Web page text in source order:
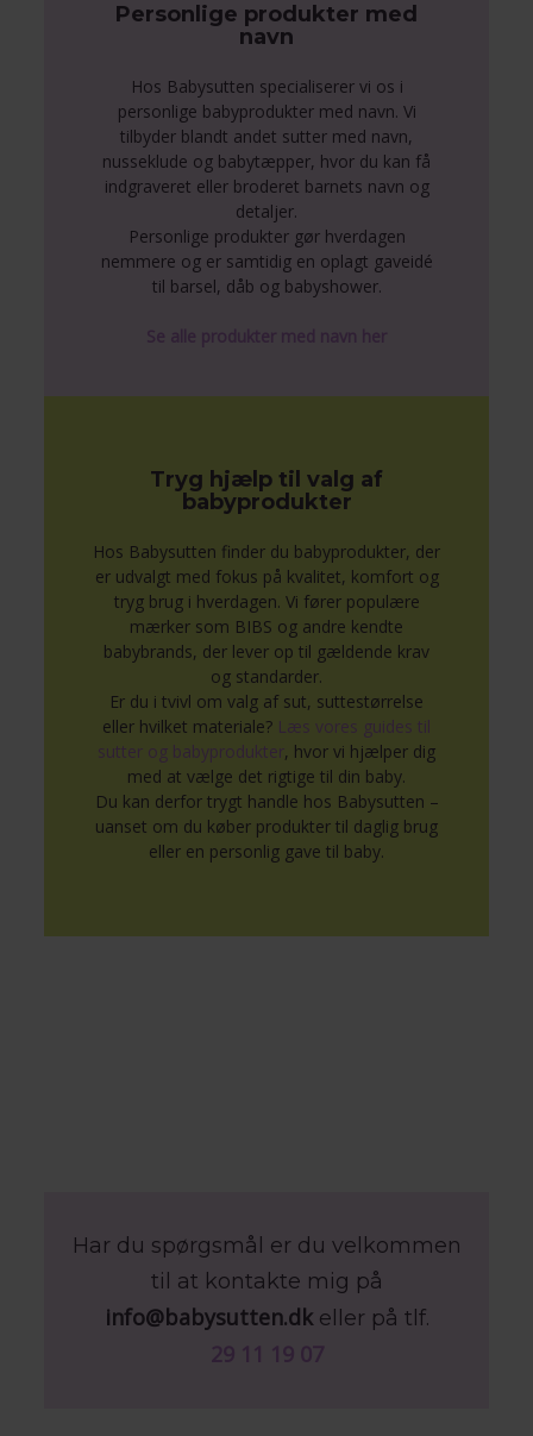
Personlige produkter med
navn
Hos Babysutten specialiserer vi os i
personlige babyprodukter med navn. Vi
tilbyder blandt andet sutter med navn,
nusseklude og babytæpper, hvor du kan få
indgraveret eller broderet barnets navn og
detaljer.
Personlige produkter gør hverdagen
nemmere og er samtidig en oplagt gaveidé
til barsel, dåb og babyshower.
Se alle produkter med navn her
Tryg hjælp til valg af
babyprodukter
Hos Babysutten finder du babyprodukter, der
er udvalgt med fokus på kvalitet, komfort og
tryg brug i hverdagen. Vi fører populære
mærker som BIBS og andre kendte
babybrands, der lever op til gældende krav
og standarder.
Er du i tvivl om valg af sut, suttestørrelse
eller hvilket materiale? Læs vores guides til
sutter og babyprodukter, hvor vi hjælper dig
med at vælge det rigtige til din baby.
Du kan derfor trygt handle hos Babysutten –
uanset om du køber produkter til daglig brug
eller en personlig gave til baby.
Har du spørgsmål er du velkommen
til at kontakte mig på
info@babysutten.dkeller på tlf.
29 11 19 07